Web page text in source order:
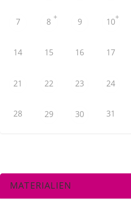
7 8 + 9 10+
14 15 16 17
21 22 23 24
28 29 30 31
MATERIALIEN